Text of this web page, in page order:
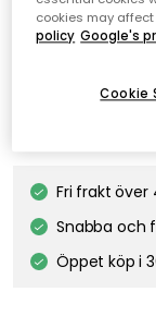
Fri frakt över
Snabba och
Öppet köp i
cookies may
policy Google's
Cookie